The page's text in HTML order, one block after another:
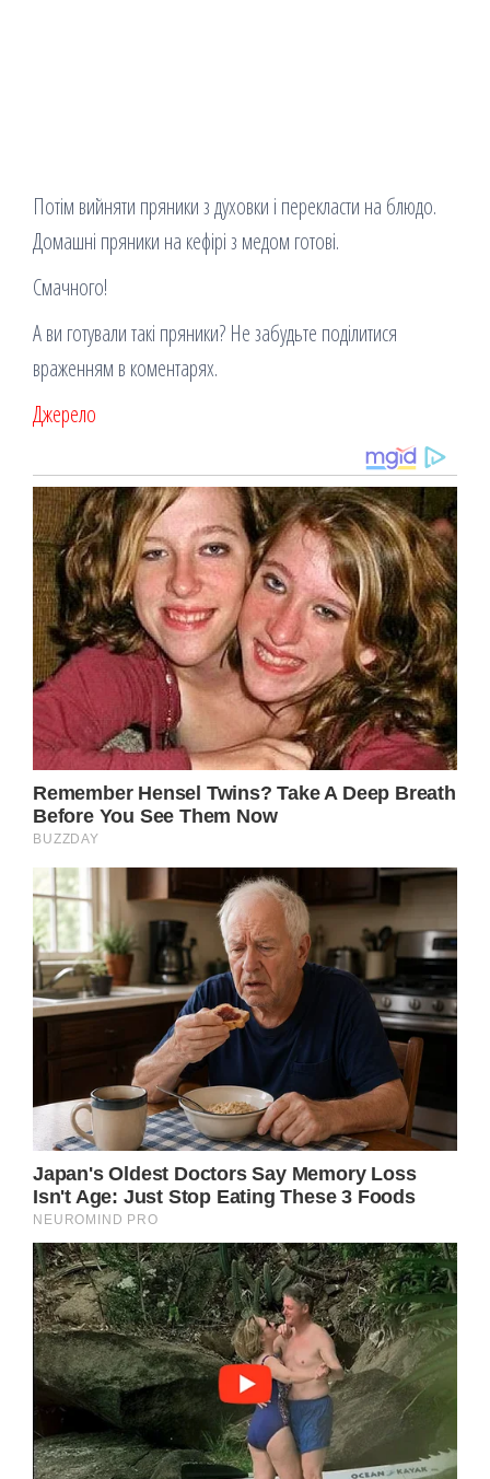
Потім вийняти пряники з духовки і перекласти на блюдо.
Домашні пряники на кефірі з медом готові.
Смачного!
А ви готували такі пряники? Не забудьте поділитися
враженням в коментарях.
Джерело